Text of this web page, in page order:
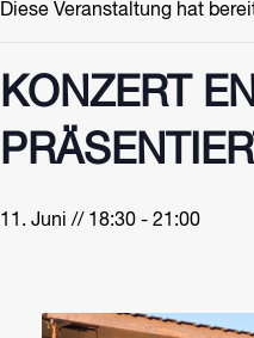
Diese Veranstaltung hat
KONZERT
11. Juni // 18:30 - 21:00